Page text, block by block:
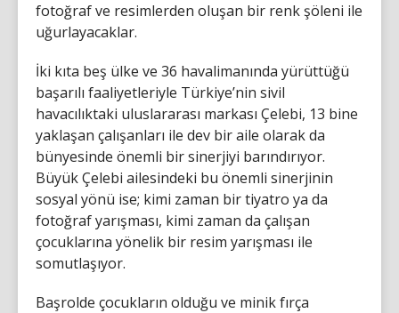
fotoğraf ve resimlerden oluşan bir renk şöleni ile
uğurlayacaklar.
İki kıta beş ülke ve 36 havalimanında yürüttüğü
başarılı faaliyetleriyle Türkiye’nin sivil
havacılıktaki uluslararası markası Çelebi, 13 bine
yaklaşan çalışanları ile dev bir aile olarak da
bünyesinde önemli bir sinerjiyi barındırıyor.
Büyük Çelebi ailesindeki bu önemli sinerjinin
sosyal yönü ise; kimi zaman bir tiyatro ya da
fotoğraf yarışması, kimi zaman da çalışan
çocuklarına yönelik bir resim yarışması ile
somutlaşıyor.
Başrolde çocukların olduğu ve minik fırça